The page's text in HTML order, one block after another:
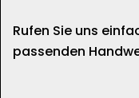
Rufen Sie uns
passenden